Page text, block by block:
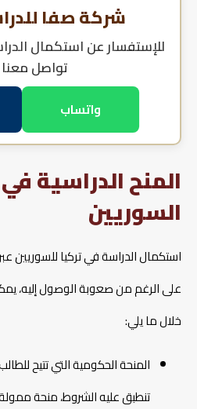
شركة صفا
للإستفسار عناستكمال
تواصل معنا
واتساب
المنح الدراسية
السوريين
استكمال الدراسة في تركيا للسوريين
على الرغم من صعوبة الوصول إليه،
خلال ما يلي:
المنحة الحكومية التي تتيح
تنطبق عليه الشروط، منحة